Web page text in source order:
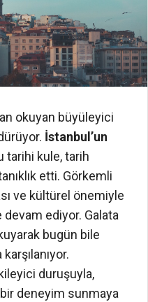
okuyan büyüleyici
İstanbul’un
tarihi kule, tarih
etti. Görkemli
ve kültürel önemiyle
ediyor. Galata
bugün bile
duruşuyla,
deneyim sunmaya